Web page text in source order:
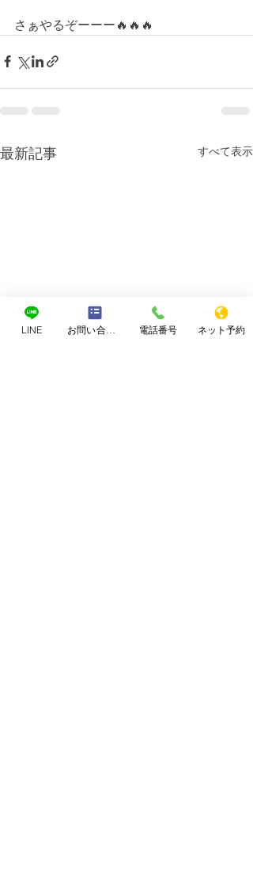
さぁやるぞーーー🔥🔥🔥
最新記事 すべて表示
LINE お問い合わせフォーム 電話番号 ネット予約